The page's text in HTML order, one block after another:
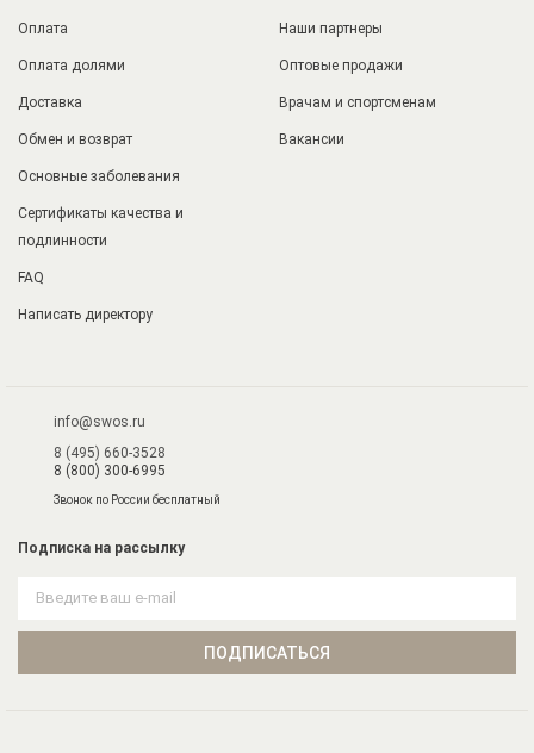
Оплата
Оплата долями
Доставка
Обмен и возврат
Основные заболевания
Сертификаты качества и
подлинности
FAQ
Написать директору
Наши партнеры
Оптовые продажи
Врачам и спортсменам
Вакансии
info@swos.ru
8 (495) 660-3528
8 (800) 300-6995
Звонок по России бесплатный
Подписка на рассылку
ПОДПИСАТЬСЯ